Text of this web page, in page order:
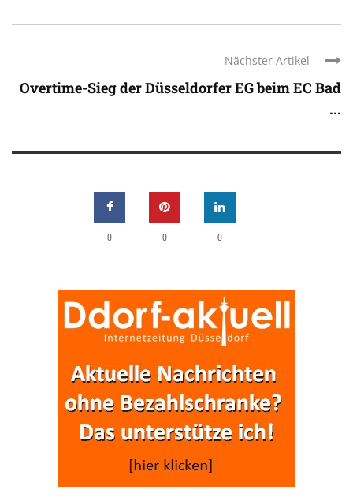
Nächster Artikel
Overtime-Sieg der Düsseldorfer EG beim EC Bad
...
0 0 0